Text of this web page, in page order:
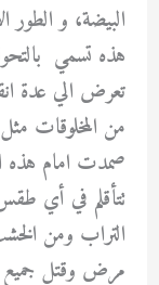
البيضة، و الطور
هذه تسمي
من المخلوقات
صمدت امام هذه
تتأقلم في أي
التراب ومن
مرض وقتل جميع